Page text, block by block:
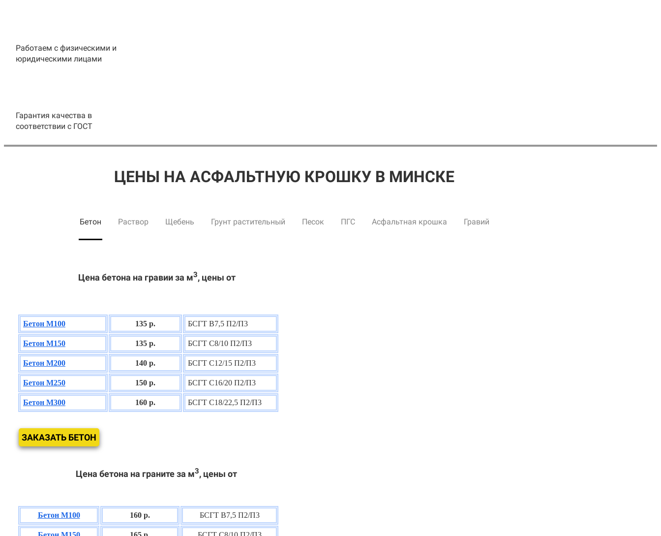
Работаем с физическими и
юридическими лицами
Гарантия качества в
соответствии с ГОСТ
ЦЕНЫ НА АСФАЛЬТНУЮ КРОШКУ В МИНСКЕ
Бетон Раствор Щебень Грунт растительный Песок ПГС Асфальтная крошка Гравий
Цена бетона на гравии за м3, цены от
Бетон М100 135 р. БСГТ В7,5 П2/П3
Бетон М150 135 р. БСГТ С8/10 П2/П3
Бетон М200 140 р. БСГТ С12/15 П2/П3
Бетон М250 150 р. БСГТ С16/20 П2/П3
Бетон М300 160 р. БСГТ С18/22,5 П2/П3
ЗАКАЗАТЬ БЕТОН
Цена бетона на граните за м3, цены от
Бетон М100 160 р. БСГТ В7,5 П2/П3